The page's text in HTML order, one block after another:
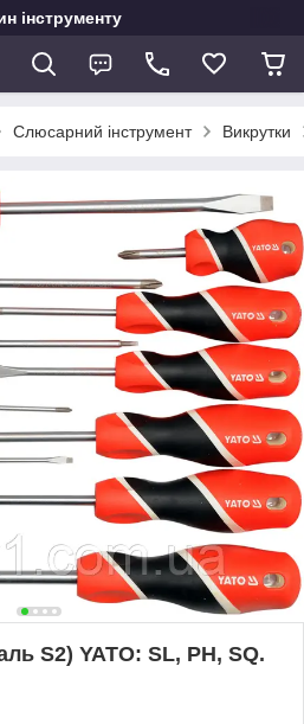
інструменту
Слюсарний інструмент Викрутки
S2) YATO: SL, PH, SQ.